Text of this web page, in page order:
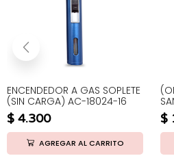
ENCENDEDOR A GAS SOPLETE
(SIN CARGA) AC-18024-16
$ 4.300
AGREGAR AL CARRITO
$